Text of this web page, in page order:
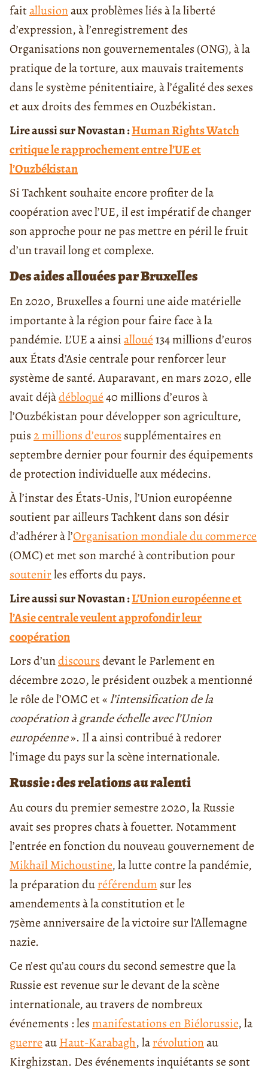
faitallusionaux problèmes liés à la liberté
d’expression, à l’enregistrement des
Organisations non gouvernementales (ONG), à la
pratique de la torture, aux mauvais traitements
dans le système pénitentiaire, à l’égalité des sexes
et aux droits des femmes en Ouzbékistan.
Lire aussi sur Novastan :Human Rights Watch
critique le rapprochement entre l’UE et
l’Ouzbékistan
Si Tachkent souhaite encore profiter de la
coopération avec l’UE, il est impératif de changer
son approche pour ne pas mettre en péril le fruit
d’un travail long et complexe.
Des aides allouées par Bruxelles
En 2020, Bruxelles a fourni une aide matérielle
importante à la région pour faire face à la
pandémie. L’UE a ainsialloué134 millions d’euros
aux États d’Asie centrale pour renforcer leur
système de santé. Auparavant, en mars 2020, elle
avait déjàdébloqué40 millions d’euros à
l’Ouzbékistan pour développer son agriculture,
puis2 millions d’euros supplémentaires en
septembre dernier pour fournir des équipements
de protection individuelle aux médecins.
À l’instar des États-Unis, l’Union européenne
soutient par ailleurs Tachkent dans son désir
d’adhérer à l’Organisation mondiale du commerce
(OMC) et met son marché à contribution pour
soutenirles efforts du pays.
Lire aussi sur Novastan :L’Union européenne et
l’Asie centrale veulent approfondir leur
coopération
Lors d’undiscoursdevant le Parlement en
décembre 2020, le président ouzbek a mentionné
le rôle de l’OMC et «l’intensification de la
coopération à grande échelle avec l’Union
européenne». Il a ainsi contribué à redorer
l’image du pays sur la scène internationale.
Russie : des relations au ralenti
Au cours du premier semestre 2020, la Russie
avait ses propres chats à fouetter. Notamment
l’entrée en fonction du nouveau gouvernement de
Mikhaïl Michoustine, la lutte contre la pandémie,
la préparation duréférendum sur les
amendements à la constitution et le
75ème anniversaire de la victoire sur l’Allemagne
nazie.
Ce n’est qu’au cours du second semestre que la
Russie est revenue sur le devant de la scène
internationale, au travers de nombreux
événements : lesmanifestations en Biélorussie, la
guerreauHaut-Karabagh, larévolutionau
Kirghizstan. Des événements inquiétants se sont